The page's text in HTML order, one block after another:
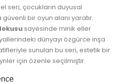
seri, çocukların duyusal
bir oyun alanı yaratır.
sayesinde minik eller
dünyayı özgürce inşa
sunulan bu seri, estetik bir
için özenle seçilmiştir.